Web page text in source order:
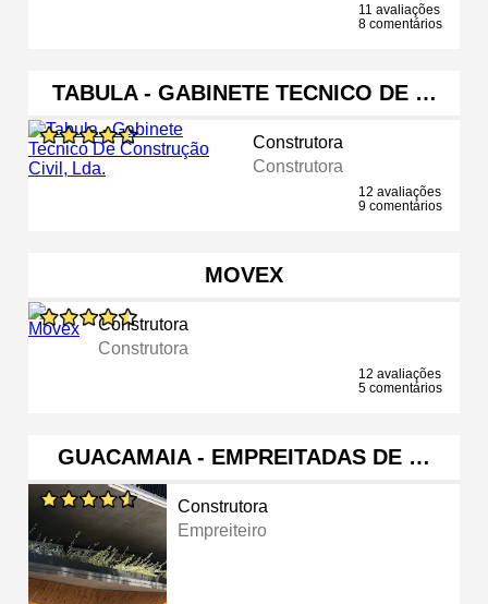
11 avaliações
8 comentários
TABULA - GABINETE TECNICO DE …
Construtora
Construtora
12 avaliações
9 comentários
MOVEX
Construtora
Construtora
12 avaliações
5 comentários
GUACAMAIA - EMPREITADAS DE …
Construtora
Empreiteiro